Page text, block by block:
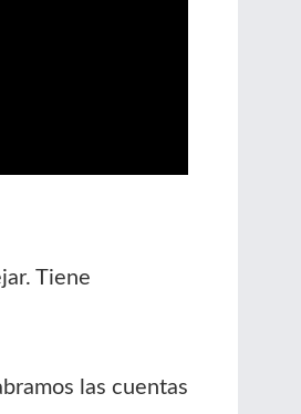
Tiene
las cuentas